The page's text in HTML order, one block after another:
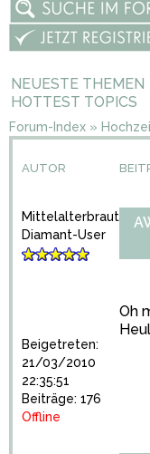
NEUESTE THEMEN
HOTTEST TOPICS
Forum-Index »
AUTOR
Mittelalterbraut
Diamant-User
Beigetreten:
21/03/2010
22:35:51
Beiträge: 176
Offline
Oh